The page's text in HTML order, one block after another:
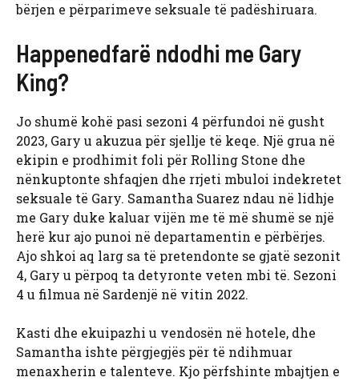
bërjen e përparimeve seksuale të padëshiruara.
Happenedfarë ndodhi me Gary
King?
Jo shumë kohë pasi sezoni 4 përfundoi në gusht
2023, Gary u akuzua për sjellje të keqe. Një grua në
ekipin e prodhimit foli për Rolling Stone dhe
nënkuptonte shfaqjen dhe rrjeti mbuloi indekretet
seksuale të Gary. Samantha Suarez ndau në lidhje
me Gary duke kaluar vijën me të më shumë se një
herë kur ajo punoi në departamentin e përbërjes.
Ajo shkoi aq larg sa të pretendonte se gjatë sezonit
4, Gary u përpoq ta detyronte veten mbi të. Sezoni
4 u filmua në Sardenjë në vitin 2022.
Kasti dhe ekuipazhi u vendosën në hotele, dhe
Samantha ishte përgjegjës për të ndihmuar
menaxherin e talenteve. Kjo përfshinte mbajtjen e